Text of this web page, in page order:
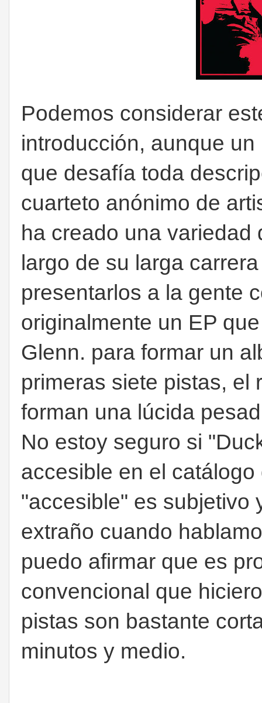
Podemos considerar
introducción, aunque
que desafía toda
cuarteto anónimo de
ha creado una
largo de su larga
presentarlos a la gente
originalmente un EP
Glenn. para formar un
primeras siete pistas, el
forman una lúcida
No estoy seguro si
accesible en el
"accesible" es subjetivo
extraño cuando
puedo afirmar que es
convencional que
pistas son bastante
minutos y medio.